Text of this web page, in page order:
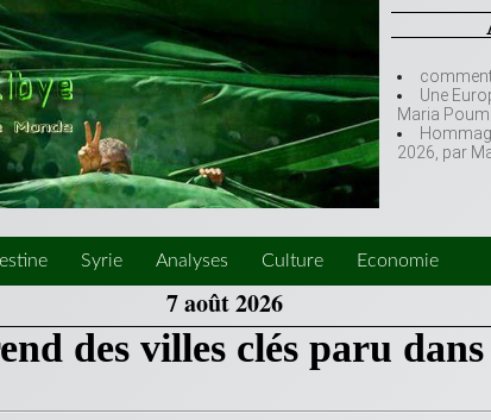
Une
Maria
2026, par
Syrie Analyses Culture Economie
7 août 2026
des villes clés paru dans